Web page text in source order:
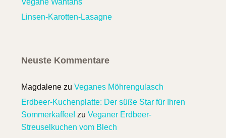
Vegane Wantans
Linsen-Karotten-Lasagne
Neuste Kommentare
Magdalenezu Veganes Möhrengulasch
Erdbeer-Kuchenplatte: Der süße Star für Ihren
Sommerkaffee! zu Veganer Erdbeer-
Streuselkuchen vom Blech